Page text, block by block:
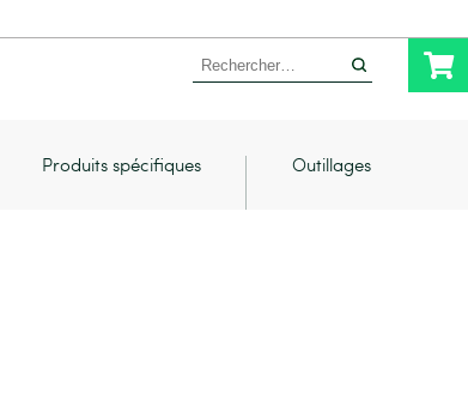
Rechercher :
Produits spécifiques Outillages